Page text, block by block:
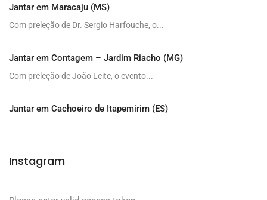
Jantar em Maracaju (MS)
Com preleção de Dr. Sergio Harfouche, o...
Jantar em Contagem – Jardim Riacho (MG)
Com preleção de João Leite, o evento...
Jantar em Cachoeiro de Itapemirim (ES)
Instagram